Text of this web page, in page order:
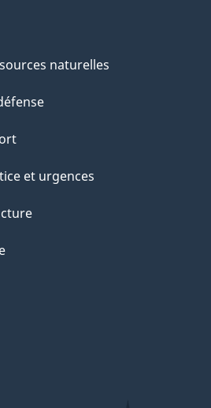
naturelles
et urgences